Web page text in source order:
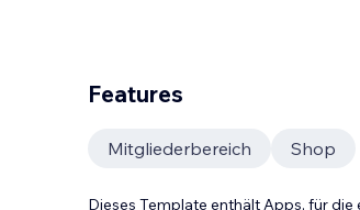
Features
Mitgliederbereich Shop
Dieses Template enthält Apps, für